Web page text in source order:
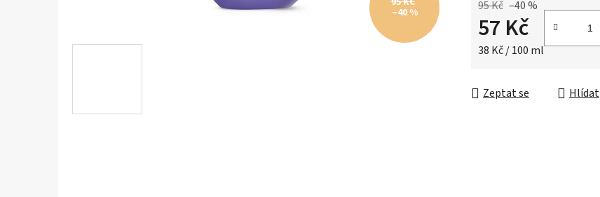
95 Kč –40 %
57 Kč
Měrná cena:
38 Kč / 100 ml
Zeptat se Hlídat
–40 %